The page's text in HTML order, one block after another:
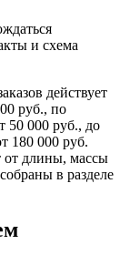
и схема
действует
руб., по
50 000 руб., до
180 000 руб.
от длины, массы
в разделе